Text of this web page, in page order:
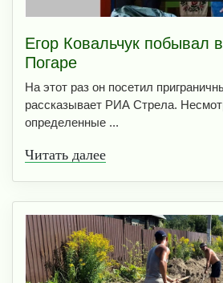
Егор Ковальчук побывал
Погаре
На этот раз он посетил
рассказывает РИА Стрела.
определенные ...
Читать далее